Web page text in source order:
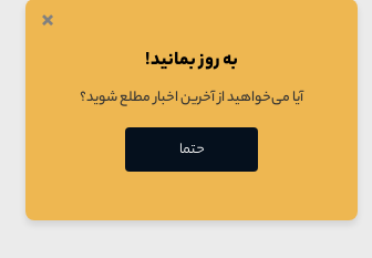
×
به روز بمانید!
آیا می‌خواهید از آخرین اخبار مطلع شوید؟
حتما